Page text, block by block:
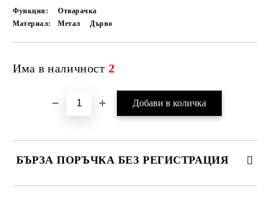
Функция:
Отварачка
Материал:
Метал Дърво
Има в наличност 2
БЪРЗА ПОРЪЧКА БЕЗ РЕГИСТРАЦИЯ